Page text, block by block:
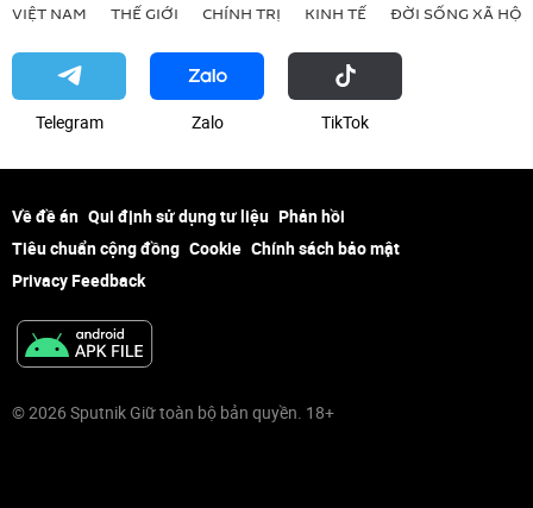
VIỆT NAM THẾ GIỚI CHÍNH TRỊ KINH TẾ ĐỜI SỐNG XÃ HỘI
Telegram Zalo ТikТоk
Về đề án Qui định sử dụng tư liệu Phản hồi
Tiêu chuẩn cộng đồng Cookie Chính sách bảo mật
Privacy Feedback
© 2026 Sputnik Giữ toàn bộ bản quyền. 18+